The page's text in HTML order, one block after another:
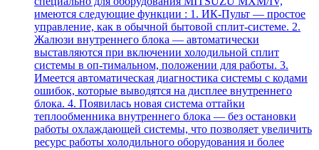
имеются следующие функции : 1. ИК-Пульт — простое
управление, как в обычной бытовой сплит-системе. 2.
Жалюзи внутреннего блока — автоматически
выставляются при включении холодильной сплит
системы в оп-тимальном, положении для работы. 3.
Имеется автоматическая диагностика системы с кодами
ошибок, которые выводятся на дисплее внутреннего
блока. 4. Появилась новая система оттайки
теплообменника внутреннего блока — без остановки
работы охлаждающей системы, что позволяет увеличить
ресурс работы холодильного оборудования и более